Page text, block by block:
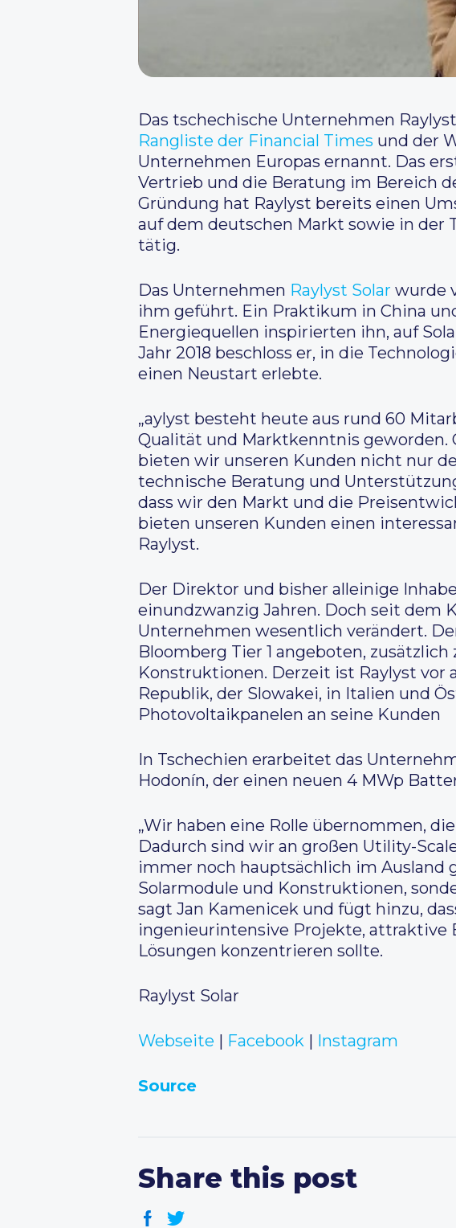
Das tschechische Unternehmen
Rangliste der Financial Times und der
Unternehmen Europas ernannt. Das
Vertrieb und die Beratung im Bereich
Gründung hat Raylyst bereits einen
auf dem deutschen Markt sowie in der
tätig.
Das Unternehmen Raylyst Solar wurde
ihm geführt. Ein Praktikum in China
Energiequellen inspirierten ihn, auf
Jahr 2018 beschloss er, in die
einen Neustart erlebte.
„aylyst besteht heute aus rund 60
Qualität und Marktkenntnis
bieten wir unseren Kunden nicht nur
technische Beratung und
dass wir den Markt und die
bieten unseren Kunden einen
Raylyst.
Der Direktor und bisher alleinige
einundzwanzig Jahren. Doch seit dem
Unternehmen wesentlich verändert.
Bloomberg Tier 1 angeboten,
Konstruktionen. Derzeit ist Raylyst vor
Republik, der Slowakei, in Italien und
Photovoltaikpanelen an seine Kunden
In Tschechien erarbeitet das
Hodonín, der einen neuen 4 MWp
„Wir haben eine Rolle übernommen,
Dadurch sind wir an großen Utility-
immer noch hauptsächlich im Ausland
Solarmodule und Konstruktionen,
sagt Jan Kamenicek und fügt hinzu,
ingenieurintensive Projekte,
Lösungen konzentrieren sollte.
Raylyst Solar
Webseite | Facebook | Instagram
Source
Share this post